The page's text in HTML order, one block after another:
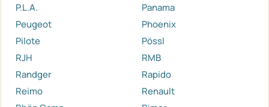
P.L.A.
Panama
Peugeot
Phoenix
Pilote
Pössl
RJH
RMB
Randger
Rapido
Reimo
Renault